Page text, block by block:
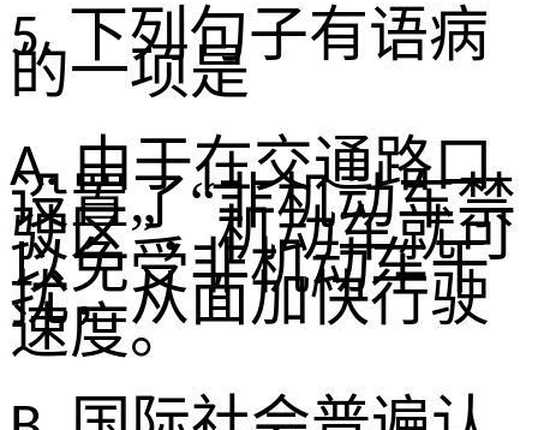
5.下列句子有语病
的一项是
A. 由于在交通路口
设置了“非机动车禁
驶区”，机动车就可
以免受非机动车干
扰，从面加快行驶
速度。